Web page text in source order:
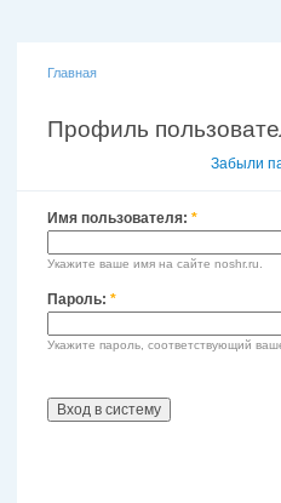
Главная
Профиль
Забыли
Имя пользователя: *
Укажите ваше имя на сайте noshr.ru.
Пароль: *
Укажите пароль, соответствующий